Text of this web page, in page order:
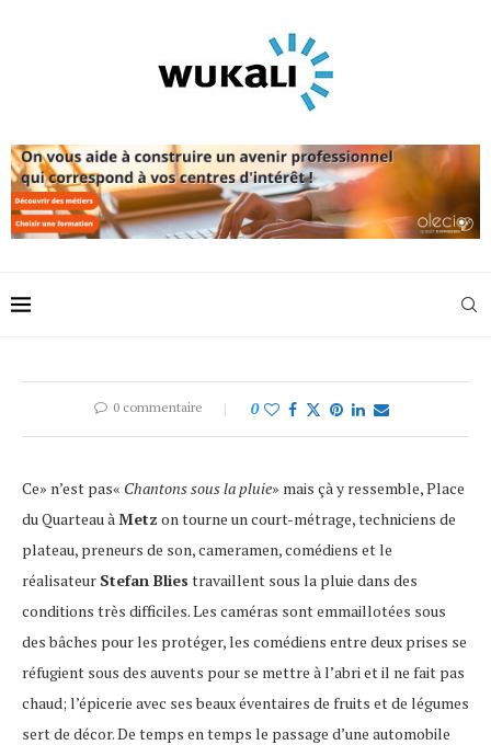
0 commentaire 0
Ce» n’est pas« Chantons sous la pluie» mais çà y ressemble, Place
du Quarteau à Metz on tourne un court-métrage, techniciens de
plateau, preneurs de son, cameramen, comédiens et le
réalisateur Stefan Blies travaillent sous la pluie dans des
conditions très difficiles. Les caméras sont emmaillotées sous
des bâches pour les protéger, les comédiens entre deux prises se
réfugient sous des auvents pour se mettre à l’abri et il ne fait pas
chaud; l’épicerie avec ses beaux éventaires de fruits et de légumes
sert de décor. De temps en temps le passage d’une automobile